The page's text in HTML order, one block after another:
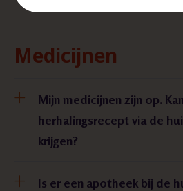
Medicijnen
Mijn medicijnen zijn op.
herhalingsrecept via de
krijgen?
Is er een apotheek bij de